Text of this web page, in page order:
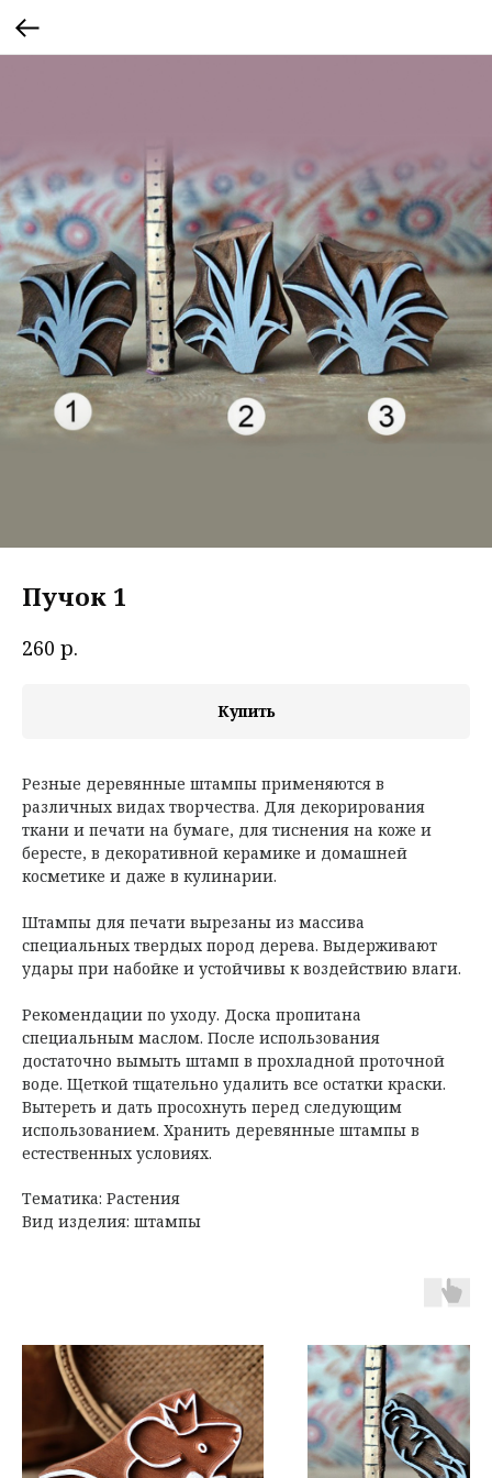
Пучок 1
260 р.
Купить
Резные деревянные штампы применяются в
различных видах творчества. Для декорирования
ткани и печати на бумаге, для тиснения на коже и
бересте, в декоративной керамике и домашней
косметике и даже в кулинарии.
Штампы для печати вырезаны из массива
специальных твердых пород дерева. Выдерживают
удары при набойке и устойчивы к воздействию влаги.
Рекомендации по уходу. Доска пропитана
специальным маслом. После использования
достаточно вымыть штамп в прохладной проточной
воде. Щеткой тщательно удалить все остатки краски.
Вытереть и дать просохнуть перед следующим
использованием. Хранить деревянные штампы в
естественных условиях.
Тематика: Растения
Вид изделия: штампы